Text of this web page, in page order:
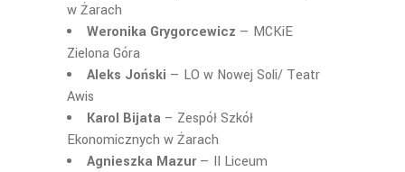
w Żarach
Weronika Grygorcewicz — MCKiE
Zielona Góra
Aleks Joński — LO w Nowej Soli/ Teatr
Awis
Karol Bijata – Zespół Szkół
Ekonomicznych w Żarach
Agnieszka Mazur — II Liceum